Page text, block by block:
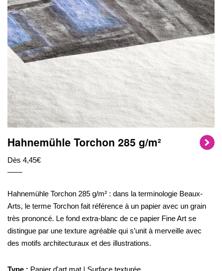
Hahnemühle Torchon 285 g/m²
Dès 4,45€
Hahnemühle Torchon 285 g/m² : dans la terminologie Beaux-
Arts, le terme Torchon fait référence à un papier avec un grain
très prononcé. Le fond extra-blanc de ce papier Fine Art se
distingue par une texture agréable qui s’unit à merveille avec
des motifs architecturaux et des illustrations.
Type : Papier d'art mat | Surface texturée